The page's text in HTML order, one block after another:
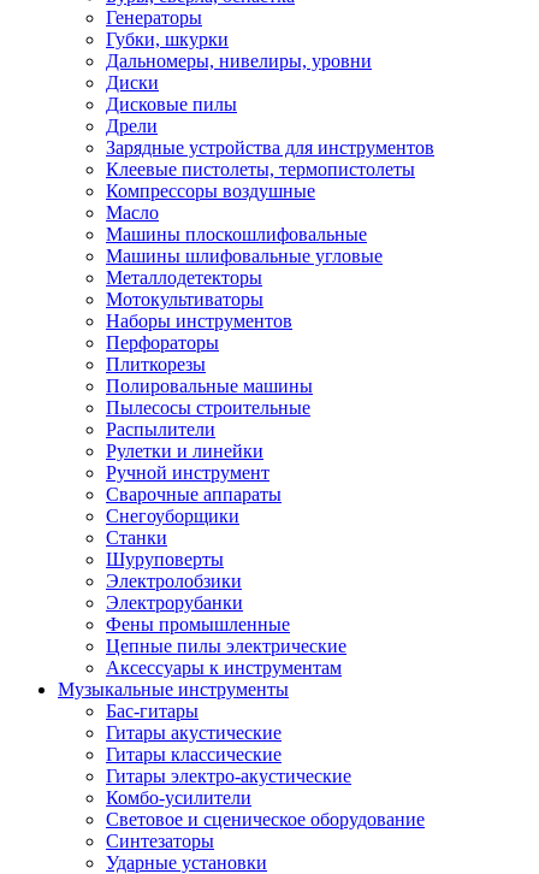
Генераторы
Губки, шкурки
Дальномеры, нивелиры, уровни
Диски
Дисковые пилы
Дрели
Зарядные устройства для инструментов
Клеевые пистолеты, термопистолеты
Компрессоры воздушные
Масло
Машины плоскошлифовальные
Машины шлифовальные угловые
Металлодетекторы
Мотокультиваторы
Наборы инструментов
Перфораторы
Плиткорезы
Полировальные машины
Пылесосы строительные
Распылители
Рулетки и линейки
Ручной инструмент
Сварочные аппараты
Снегоуборщики
Станки
Шуруповерты
Электролобзики
Электрорубанки
Фены промышленные
Цепные пилы электрические
Аксессуары к инструментам
Музыкальные инструменты
Бас-гитары
Гитары акустические
Гитары классические
Гитары электро-акустические
Комбо-усилители
Световое и сценическое оборудование
Синтезаторы
Ударные установки